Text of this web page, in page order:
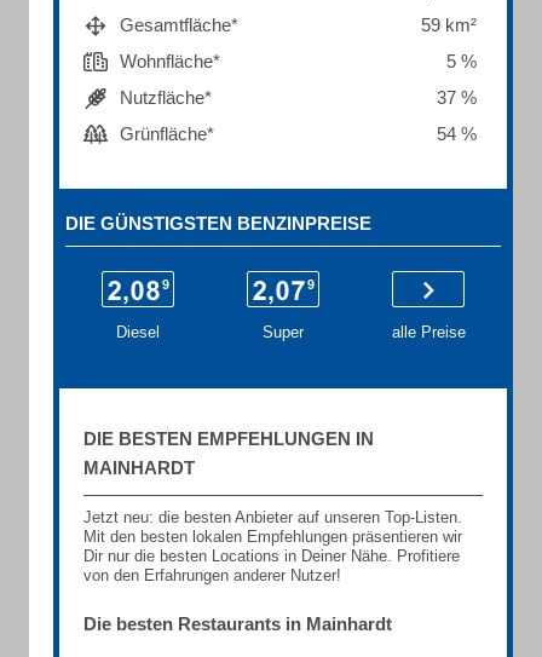
Gesamtfläche*
59 km²
Wohnfläche*
5 %
Nutzfläche*
37 %
Grünfläche*
54 %
DIE GÜNSTIGSTEN BENZINPREISE
Diesel Super alle Preise
DIE BESTEN EMPFEHLUNGEN IN
MAINHARDT
Jetzt neu: die besten Anbieter auf unseren Top-Listen.
Mit den besten lokalen Empfehlungen präsentieren wir
Dir nur die besten Locations in Deiner Nähe. Profitiere
von den Erfahrungen anderer Nutzer!
Die besten Restaurants in Mainhardt